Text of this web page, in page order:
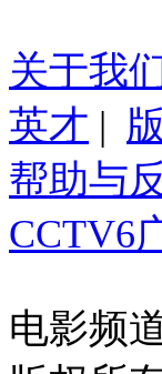
关于我
英才 |
帮助与
CCTV6
电影频